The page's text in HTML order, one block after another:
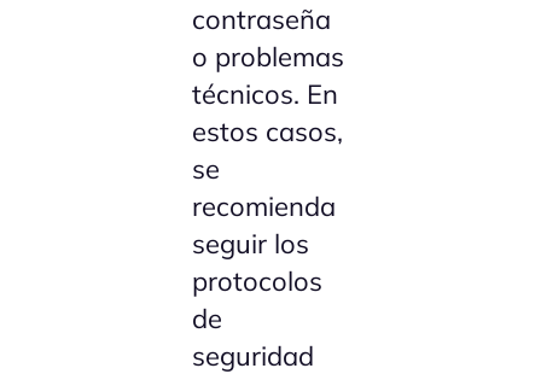
contraseña
o problemas
técnicos. En
estos casos,
se
recomienda
seguir los
protocolos
de
seguridad